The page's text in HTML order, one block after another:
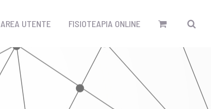
AREA UTENTE FISIOTEAPIA ONLINE